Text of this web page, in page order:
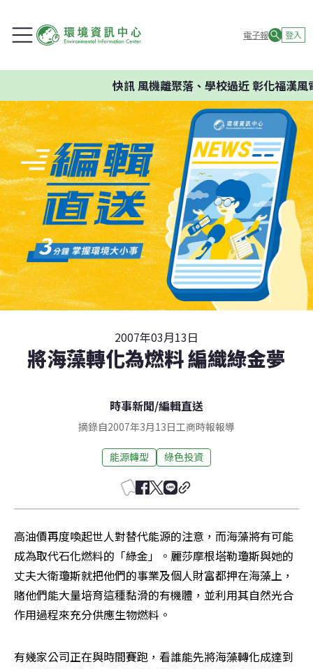
電子報 登入
快訊風機離聚落、學校過近 彰化福漢風
2007年03月13日
將海藻轉化為燃料 編織綠金夢
時事新聞/編輯直送
摘錄自2007年3月13日工商時報報導
能源轉型 綠色投資
高油價再度喚起世人對替代能源的注意，而海藻將有可能
成為取代石化燃料的「綠金」。麗莎摩根塔勒瓊斯與她的
丈夫大衛瓊斯就把他們的事業及個人財富都押在海藻上，
賭他們能大量培育這種黏滑的有機體，並利用其自然光合
作用過程來充分供應生物燃料。
有幾家公司正在與時間賽跑，看誰能先將海藻轉化成達到